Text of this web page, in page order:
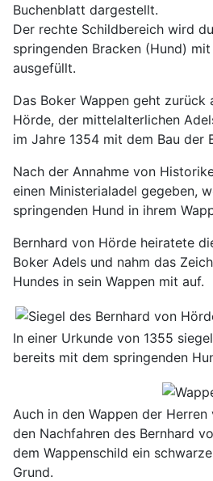
Buchenblatt dargestellt.
Der rechte Schildbereich wird
springenden Bracken (Hund)
ausgefüllt.
Das Boker Wappen geht zurück
Hörde, der mittelalterlichen
im Jahre 1354 mit dem Bau der
Nach der Annahme von
einen Ministerialadel gegeben,
springenden Hund in ihrem
Bernhard von Hörde heiratete
Boker Adels und nahm das
Hundes in sein Wappen mit auf.
In einer Urkunde von 1355
bereits mit dem springenden
Auch in den Wappen der
den Nachfahren des Bernhard
dem Wappenschild ein
Grund.